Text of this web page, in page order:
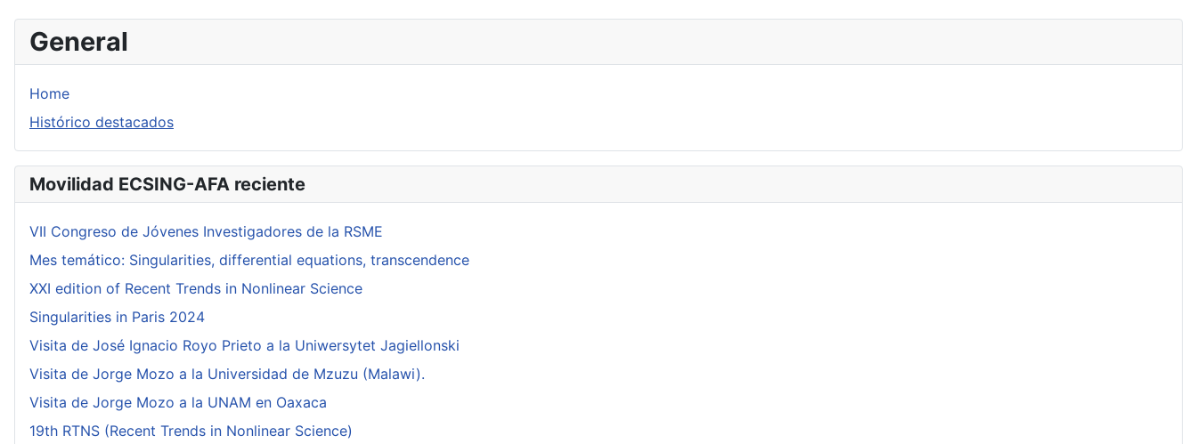
General
Home
Histórico destacados
Movilidad ECSING-AFA reciente
VII Congreso de Jóvenes Investigadores de la RSME
Mes temático: Singularities, differential equations, transcendence
XXI edition of Recent Trends in Nonlinear Science
Singularities in Paris 2024
Visita de José Ignacio Royo Prieto a la Uniwersytet Jagiellonski
Visita de Jorge Mozo a la Universidad de Mzuzu (Malawi).
Visita de Jorge Mozo a la UNAM en Oaxaca
19th RTNS (Recent Trends in Nonlinear Science)